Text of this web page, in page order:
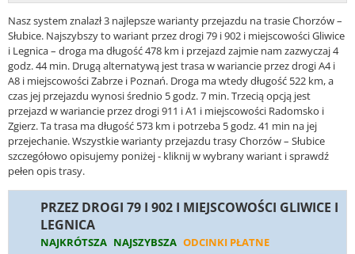
Nasz system znalazł 3 najlepsze warianty przejazdu na trasie Chorzów –
Słubice. Najszybszy to wariant przez drogi 79 i 902 i miejscowości Gliwice
i Legnica – droga ma długość 478 km i przejazd zajmie nam zazwyczaj 4
godz. 44 min. Drugą alternatywą jest trasa w wariancie przez drogi A4 i
A8 i miejscowości Zabrze i Poznań. Droga ma wtedy długość 522 km, a
czas jej przejazdu wynosi średnio 5 godz. 7 min. Trzecią opcją jest
przejazd w wariancie przez drogi 911 i A1 i miejscowości Radomsko i
Zgierz. Ta trasa ma długość 573 km i potrzeba 5 godz. 41 min na jej
przejechanie. Wszystkie warianty przejazdu trasy Chorzów – Słubice
szczegółowo opisujemy poniżej - kliknij w wybrany wariant i sprawdź
pełen opis trasy.
PRZEZ DROGI 79 I 902 I MIEJSCOWOŚCI GLIWICE I
LEGNICA
NAJKRÓTSZA NAJSZYBSZA ODCINKI PŁATNE